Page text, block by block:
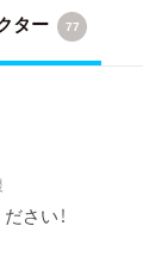
ター 77
さい！